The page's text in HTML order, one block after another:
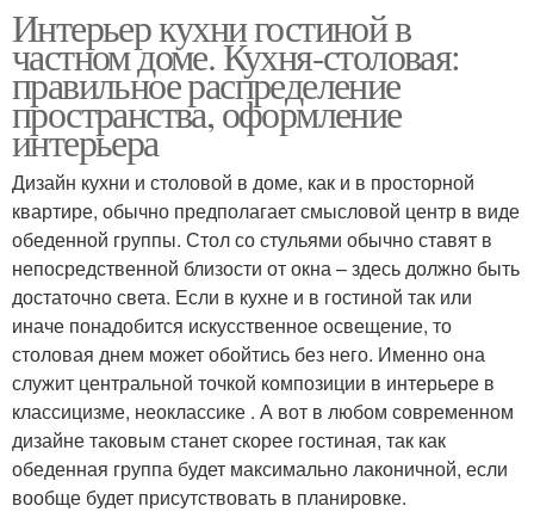
Интерьер кухни гостиной в
частном доме. Кухня-столовая:
правильное распределение
пространства, оформление
интерьера
Дизайн кухни и столовой в доме, как и в просторной
квартире, обычно предполагает смысловой центр в виде
обеденной группы. Стол со стульями обычно ставят в
непосредственной близости от окна – здесь должно быть
достаточно света. Если в кухне и в гостиной так или
иначе понадобится искусственное освещение, то
столовая днем может обойтись без него. Именно она
служит центральной точкой композиции в интерьере в
классицизме, неоклассике . А вот в любом современном
дизайне таковым станет скорее гостиная, так как
обеденная группа будет максимально лаконичной, если
вообще будет присутствовать в планировке.